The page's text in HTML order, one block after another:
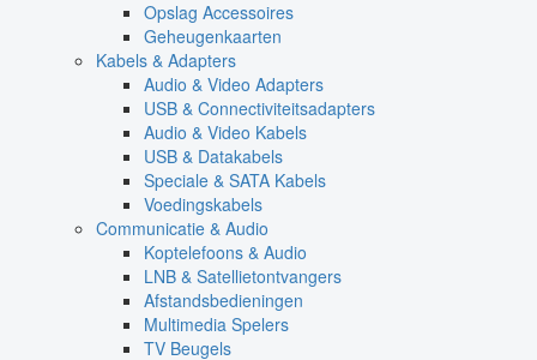
Opslag Accessoires
Geheugenkaarten
Kabels & Adapters
Audio & Video Adapters
USB & Connectiviteitsadapters
Audio & Video Kabels
USB & Datakabels
Speciale & SATA Kabels
Voedingskabels
Communicatie & Audio
Koptelefoons & Audio
LNB & Satellietontvangers
Afstandsbedieningen
Multimedia Spelers
TV Beugels